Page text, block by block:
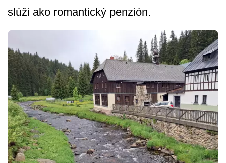
slúži ako romantický penzión.